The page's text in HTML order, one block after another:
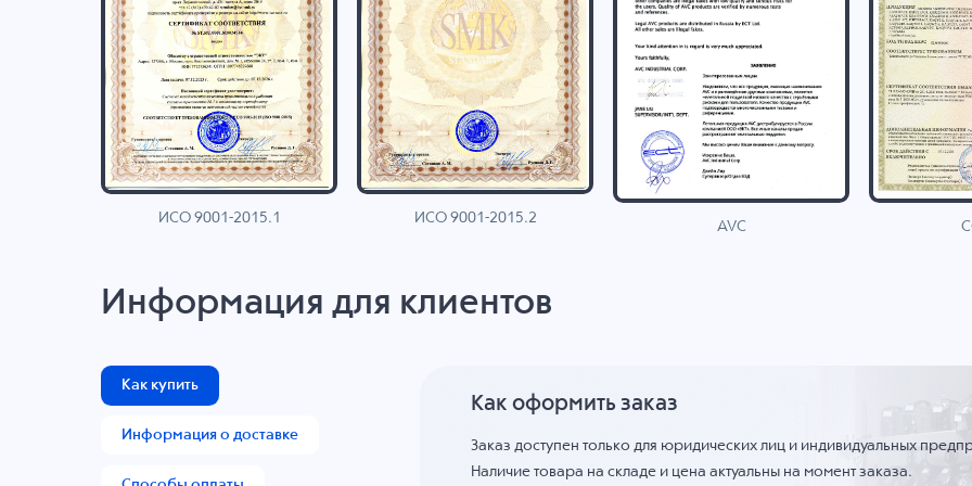
ИСО 9001-2015.1 ИСО 9001-2015.2
AVC
Информация для клиентов
Как купить
Информация о доставке
Как оформить заказ
Заказ доступен только для юридических лиц и индивидуальных
Наличие товара на складе и цена актуальны на момент заказа.